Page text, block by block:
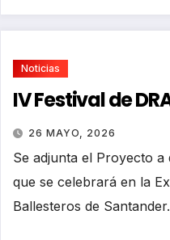
Noticias
IV Festival de
26 MAYO, 2026
Se adjunta el Proyecto
que se celebrará en la
Ballesteros de